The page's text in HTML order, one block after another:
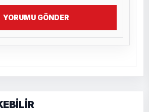
YORUMU GÖNDER